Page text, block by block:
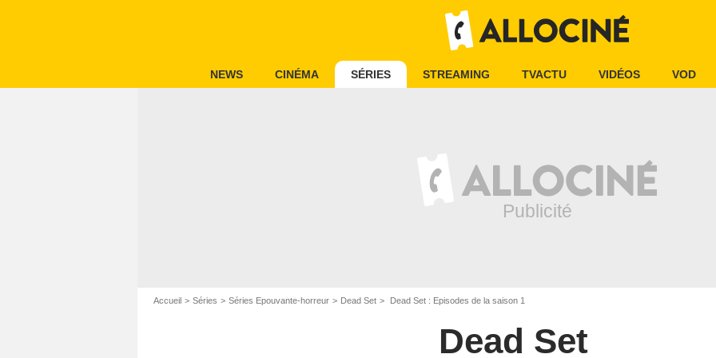
NEWS CINÉMA SÉRIES STREAMING TVACTU VIDÉOS VOD
Accueil Séries Séries Epouvante-horreur Dead Set Dead Set : Episodes de la saison 1
Dead Set